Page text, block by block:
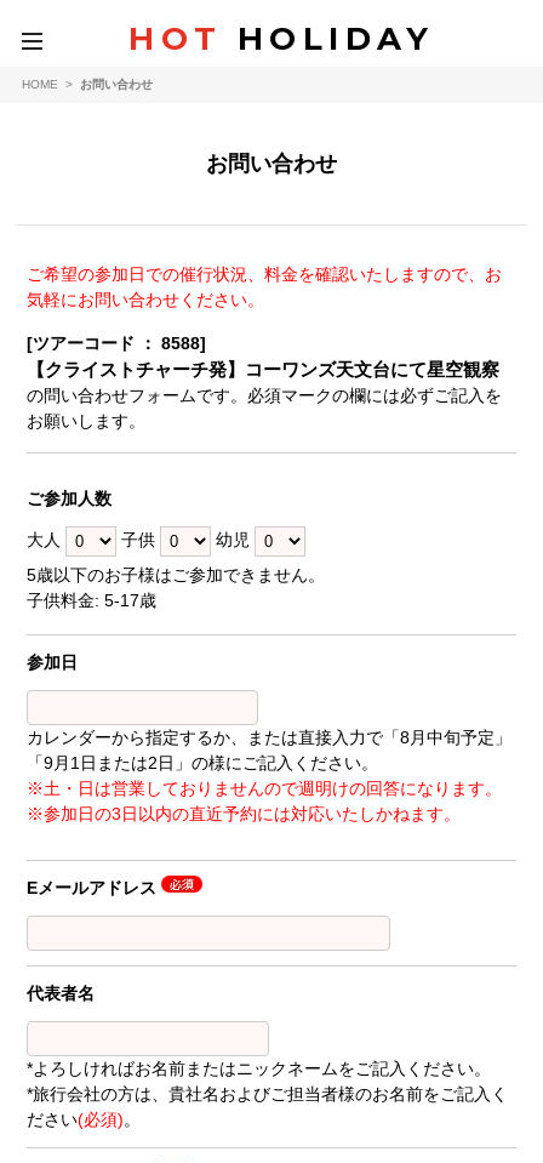
toggle
navigation
HOT HOLIDAY
HOME > お問い合わせ
お問い合わせ
ご希望の参加日での催行状況、料金を確認いたしますので、お
気軽にお問い合わせください。
[ツアーコード ： 8588]
【クライストチャーチ発】コーワンズ天文台にて星空観察
の問い合わせフォームです。必須マークの欄には必ずご記入を
お願いします。
ご参加人数
大人 子供
幼児
5歳以下のお子様はご参加できません。
子供料金: 5-17歳
参加日
カレンダーから指定するか、または直接入力で「8月中旬予定」
「9月1日または2日」の様にご記入ください。
※土・日は営業しておりませんので週明けの回答になります。
※参加日の3日以内の直近予約には対応いたしかねます。
Eメールアドレス
代表者名
*よろしければお名前またはニックネームをご記入ください。
*旅行会社の方は、貴社名およびご担当者様のお名前をご記入く
ださい(必須)。